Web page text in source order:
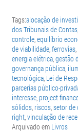
Tags:alocação de
dos Tribunais de Contas,
controle,equilíbrio
de viabilidade,ferrovias,
energia elétrica,gestão
governança pública,
tecnológica, Lei de
parcerias público-
interesse, project
sólidos, riscos,setor de
right,vinculação de
Arquivado em Livros